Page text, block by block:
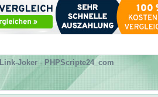
Link-Joker - PHPScripte24_com